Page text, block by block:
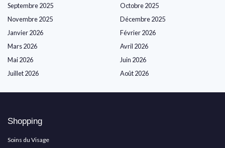
Septembre 2025
Octobre 2025
Novembre 2025
Décembre 2025
Janvier 2026
Février 2026
Mars 2026
Avril 2026
Mai 2026
Juin 2026
Juillet 2026
Août 2026
Shopping
Soins du Visage